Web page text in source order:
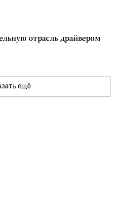
отрасль драйвером
ещё